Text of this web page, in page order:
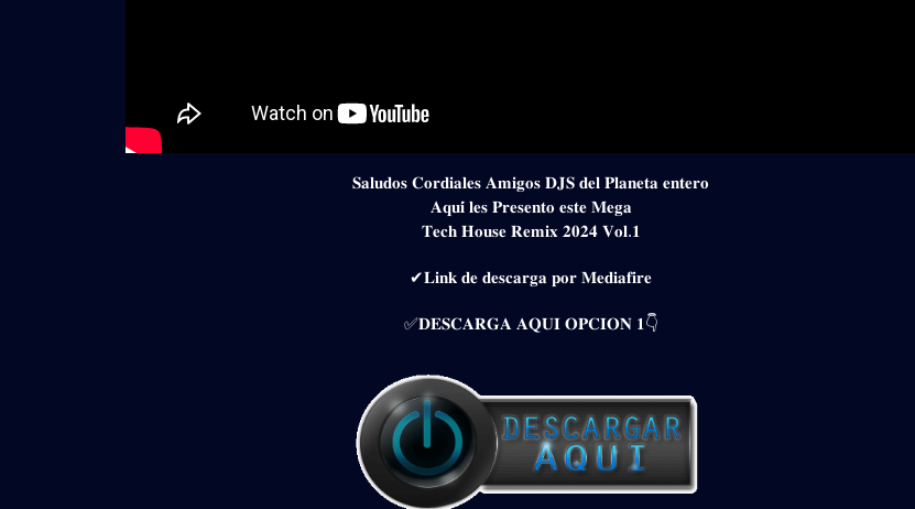
𝐒𝐚𝐥𝐮𝐝𝐨𝐬 𝐂𝐨𝐫𝐝𝐢𝐚𝐥𝐞𝐬 𝐀𝐦𝐢𝐠𝐨𝐬 𝐃𝐉𝐒 𝐝𝐞𝐥 𝐏𝐥𝐚𝐧𝐞𝐭𝐚 𝐞𝐧𝐭𝐞𝐫𝐨
𝐀𝐪𝐮𝐢́ 𝐥𝐞𝐬 𝐏𝐫𝐞𝐬𝐞𝐧𝐭𝐨 𝐞𝐬𝐭𝐞 𝐌𝐞𝐠𝐚
𝐓𝐞𝐜𝐡 𝐇𝐨𝐮𝐬𝐞 𝐑𝐞𝐦𝐢𝐱 𝟐𝟎𝟐𝟒 𝐕𝐨𝐥.𝟏
✔𝐋𝐢𝐧𝐤 𝐝𝐞 𝐝𝐞𝐬𝐜𝐚𝐫𝐠𝐚 𝐩𝐨𝐫 𝐌𝐞𝐝𝐢𝐚𝐟𝐢𝐫𝐞
✅𝐃𝐄𝐒𝐂𝐀𝐑𝐆𝐀 𝐀𝐐𝐔𝐈 𝐎𝐏𝐂𝐈𝐎𝐍 𝟏👇